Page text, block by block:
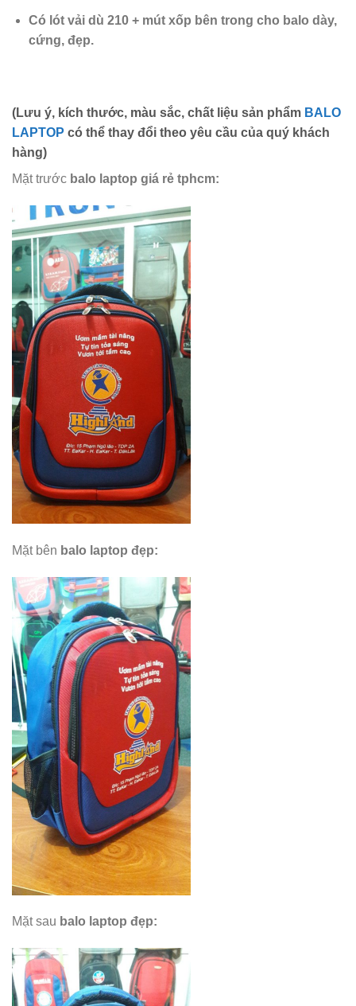
Có lót vải dù 210 + mút xốp bên trong cho balo dày,
cứng, đẹp.
(Lưu ý, kích thước, màu sắc, chất liệu sản phẩm BALO
LAPTOP có thể thay đổi theo yêu cầu của quý khách
hàng)
Mặt trước balo laptop giá rẻ tphcm:
Mặt bên balo laptop đẹp:
Mặt sau balo laptop đẹp: